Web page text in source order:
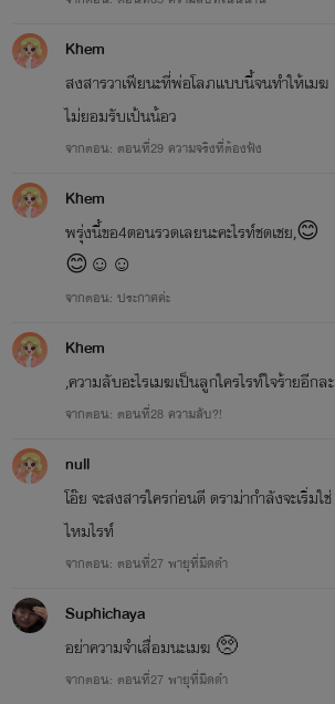
Khem
สงสารวาเฟียนะที่พ่อโลภแบบนี้จนทำให้เมฆ
ไม่ยอมรับเป้นน้อว
จากตอน: ตอนที่29 ความจริงที่ต้องฟัง
Khem
พรุ่งนี้ขอ4ตอนรวดเลยนะคะไรท์ชดเชย,😊
😊☺️☺️
จากตอน: ประกาศค่ะ
Khem
,ความลับอะไรเมฆเป็นลูกใครไรท์ใจร้ายอีกละ
จากตอน: ตอนที่28 ความลับ?!
null
โอ๊ย จะสงสารใครก่อนดี ดราม่ากําลังจะเริ่มใช่
ไหมไรท์
จากตอน: ตอนที่27 พายุที่มืดดำ
Suphichaya
อย่าความจำเสื่อมนะเมฆ 🥺
จากตอน: ตอนที่27 พายุที่มืดดำ